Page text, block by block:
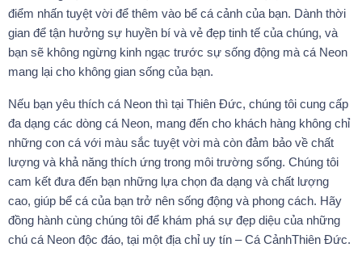
điểm nhấn tuyệt vời để thêm vào bể cá cảnh của bạn. Dành thời
gian để tận hưởng sự huyền bí và vẻ đẹp tinh tế của chúng, và
bạn sẽ không ngừng kinh ngạc trước sự sống động mà cá Neon
mang lại cho không gian sống của bạn.
Nếu bạn yêu thích cá Neon thì tại Thiên Đức, chúng tôi cung cấp
đa dạng các dòng cá Neon, mang đến cho khách hàng không chỉ
những con cá với màu sắc tuyệt vời mà còn đảm bảo về chất
lượng và khả năng thích ứng trong môi trường sống. Chúng tôi
cam kết đưa đến bạn những lựa chọn đa dạng và chất lượng
cao, giúp bể cá của bạn trở nên sống động và phong cách. Hãy
đồng hành cùng chúng tôi để khám phá sự đẹp diệu của những
chú cá Neon độc đáo, tại một địa chỉ uy tín – Cá CảnhThiên Đức.